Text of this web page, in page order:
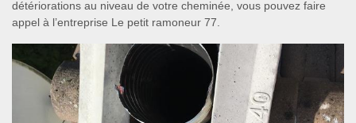
détériorations au niveau de votre cheminée, vous pouvez faire
appel à l’entreprise Le petit ramoneur 77.